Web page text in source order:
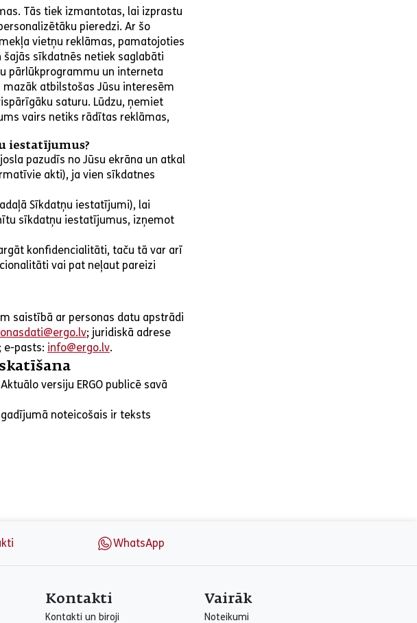
Tās tiek izmantotas, lai izprastu
pieredzi. Ar šo
vietņu reklāmas, pamatojoties
sīkdatnēs netiek saglabāti
pārlūkprogrammu un interneta
atbilstošas Jūsu interesēm
saturu. Lūdzu, ņemiet
vairs netiks rādītas reklāmas,
iestatījumus?
pazudīs no Jūsu ekrāna un atkal
akti), ja vien sīkdatnes
Sīkdatņu iestatījumi), lai
sīkdatņu iestatījumus, izņemot
konfidencialitāti, taču tā var arī
vai pat neļaut pareizi
saistībā ar personas datu apstrādi
; juridiskā adrese
e-pasts: info@ergo.lv.
versiju ERGO publicē savā
noteicošais ir teksts
WhatsApp
Kontakti
Kontakti un biroji
Vairāk
Noteikumi